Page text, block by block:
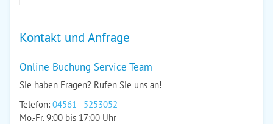
Kontakt und Anfrage
Online Buchung Service Team
Sie haben Fragen? Rufen Sie uns an!
Telefon: 04561 - 5253052
Mo.-Fr. 9:00 bis 17:00 Uhr